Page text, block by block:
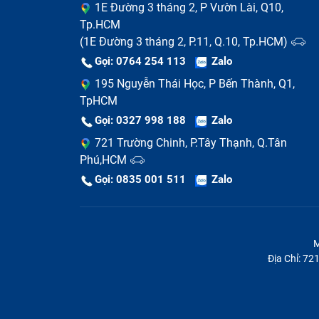
>> Xem thêm:Dịch vụ thay màn hình
Sử Dụng Sạc Macbook Pro
Cuốn dây sạc theo như khuyến cáo của
không nên để gấp dây sạc
1E Đường 3 tháng 2, P Vườn Lài, Q10,
Tp.HCM
(1E Đường 3 tháng 2, P.11, Q.10, Tp.HCM)
Gọi: 0764 254 113 Zalo
195 Nguyễn Thái Học, P Bến Thành, Q1,
TpHCM
Gọi: 0327 998 188 Zalo
721 Trường Chinh, P.Tây Thạnh, Q.Tân
Phú,HCM
Gọi: 0835 001 511 Zalo
Địa Chỉ: